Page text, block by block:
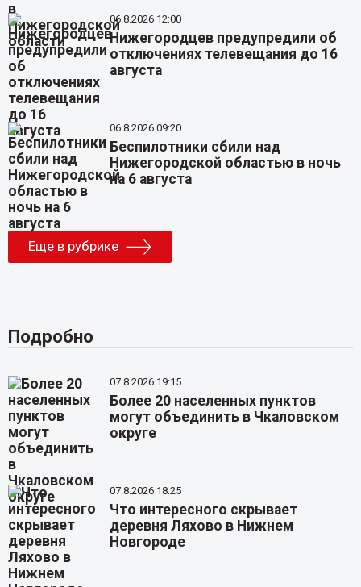
06.8.2026 12:00
Нижегородцев предупредили об
отключениях телевещания до 16
августа
06.8.2026 09:20
Беспилотники сбили над
Нижегородской областью в ночь
на 6 августа
Еще в рубрике
Подробно
07.8.2026 19:15
Более 20 населенных пунктов
могут объединить в Чкаловском
округе
07.8.2026 18:25
Что интересного скрывает
деревня Ляхово в Нижнем
Новгороде